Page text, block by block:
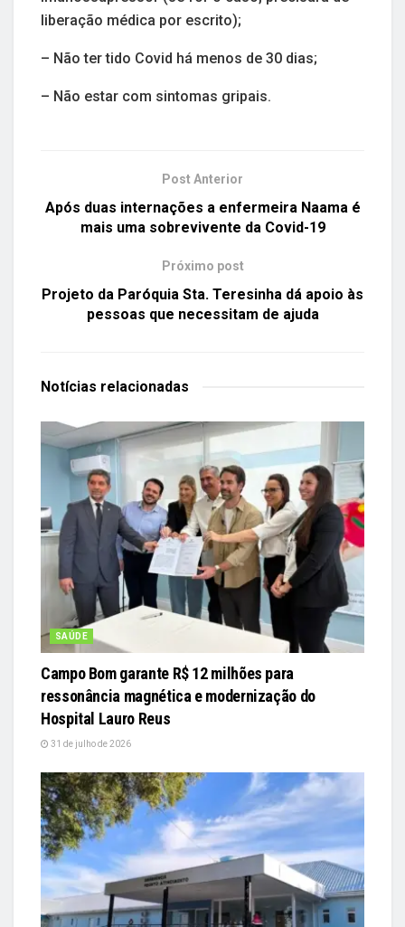
liberação médica por escrito);
– Não ter tido Covid há menos de 30 dias;
– Não estar com sintomas gripais.
Post Anterior
Após duas internações a enfermeira Naama é
mais uma sobrevivente da Covid-19
Próximo post
Projeto da Paróquia Sta. Teresinha dá apoio às
pessoas que necessitam de ajuda
Notícias relacionadas
SAÚDE
Campo Bom garante R$ 12 milhões para
ressonância magnética e modernização do
Hospital Lauro Reus
31 de julho de 2026